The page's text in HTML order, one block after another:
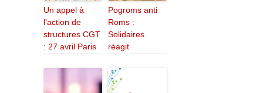
Un appel à
l’action de
structures CGT
: 27 avril Paris
Pogroms anti
Roms :
Solidaires
réagit